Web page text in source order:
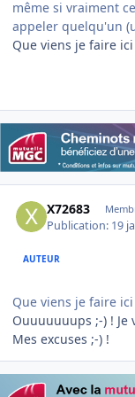
même si vraiment
appeler quelqu'un
Que viens je faire ici
X72683
Publication: 19
AUTEUR
Que viens je faire ici
Ouuuuuuups ;-) !
Mes excuses ;-) !